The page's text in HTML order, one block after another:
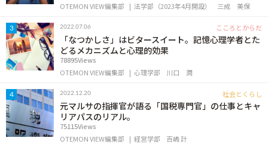
OTEMON VIEW編集部
法学部（2023年4月開設） 三成 美保
3 2022.07.06 こころとからだ
「なつかしさ」はビタースイート。記憶心理学者とた
どるメカニズムと心理的効果
78895Views
OTEMON VIEW編集部
心理学部 川口 潤
4 2022.12.20 社会とくらし
元マルサの指揮官が語る「国税専門官」の仕事とキャ
リアパスのリアル。
75115Views
OTEMON VIEW編集部
経営学部 百嶋 計